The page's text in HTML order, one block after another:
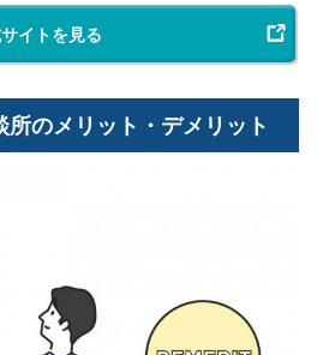
イトを見る
のメリット・デメリット